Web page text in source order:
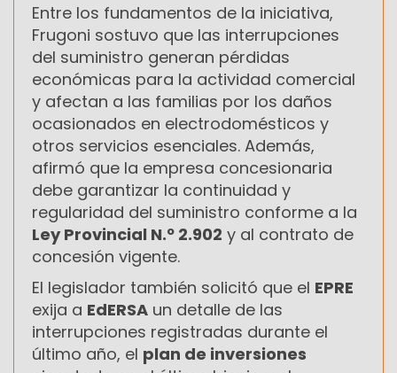
Entre los fundamentos de la iniciativa,
Frugoni sostuvo que las interrupciones
del suministro generan pérdidas
económicas para la actividad comercial
y afectan a las familias por los daños
ocasionados en electrodomésticos y
otros servicios esenciales. Además,
afirmó que la empresa concesionaria
debe garantizar la continuidad y
regularidad del suministro conforme a la
Ley Provincial N.º 2.902 y al contrato de
concesión vigente.
El legislador también solicitó que el EPRE
exija a EdERSA un detalle de las
interrupciones registradas durante el
último año, el plan de inversiones